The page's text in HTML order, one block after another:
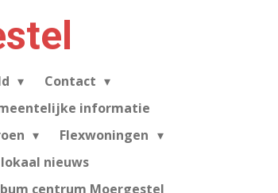
Contact
informatie
Flexwoningen
lokaal nieuws
centrum Moergestel